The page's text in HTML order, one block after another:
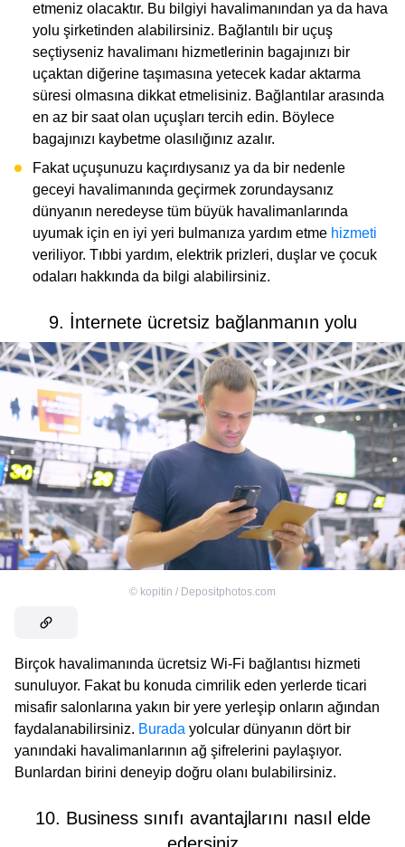
etmeniz olacaktır. Bu bilgiyi havalimanından ya da hava
yolu şirketinden alabilirsiniz. Bağlantılı bir uçuş
seçtiyseniz havalimanı hizmetlerinin bagajınızı bir
uçaktan diğerine taşımasına yetecek kadar aktarma
süresi olmasına dikkat etmelisiniz. Bağlantılar arasında
en az bir saat olan uçuşları tercih edin. Böylece
bagajınızı kaybetme olasılığınız azalır.
Fakat uçuşunuzu kaçırdıysanız ya da bir nedenle
geceyi havalimanında geçirmek zorundaysanız
dünyanın neredeyse tüm büyük havalimanlarında
uyumak için en iyi yeri bulmanıza yardım etme hizmeti
veriliyor. Tıbbi yardım, elektrik prizleri, duşlar ve çocuk
odaları hakkında da bilgi alabilirsiniz.
9. İnternete ücretsiz bağlanmanın yolu
© kopitin / Depositphotos.com
Birçok havalimanında ücretsiz Wi-Fi bağlantısı hizmeti
sunuluyor. Fakat bu konuda cimrilik eden yerlerde ticari
misafir salonlarına yakın bir yere yerleşip onların ağından
faydalanabilirsiniz. Burada yolcular dünyanın dört bir
yanındaki havalimanlarının ağ şifrelerini paylaşıyor.
Bunlardan birini deneyip doğru olanı bulabilirsiniz.
10. Business sınıfı avantajlarını nasıl elde